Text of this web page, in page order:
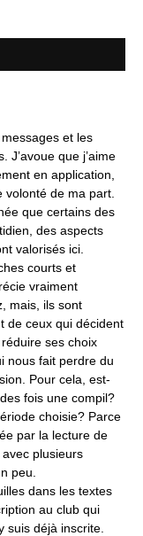
et les
J’avoue que j’aime
en application,
de ma part.
que certains des
des aspects
valorisés ici.
courts et
vraiment
mais, ils sont
de ceux qui décident
ses choix
nous fait perdre du
Pour cela, est-
fois une compil?
choisie? Parce
par la lecture de
plusieurs
peu.
dans les textes
au club qui
suis déjà inscrite.